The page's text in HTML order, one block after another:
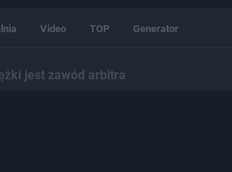
Video TOP Generator
jest zawód arbitra